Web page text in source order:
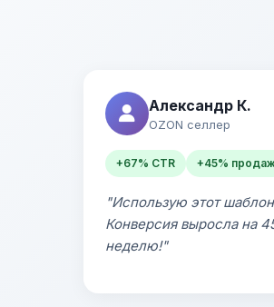
Александр К.
OZON селлер
+67% CTR +45%
"Использую этот
Конверсия выросла на
неделю!"